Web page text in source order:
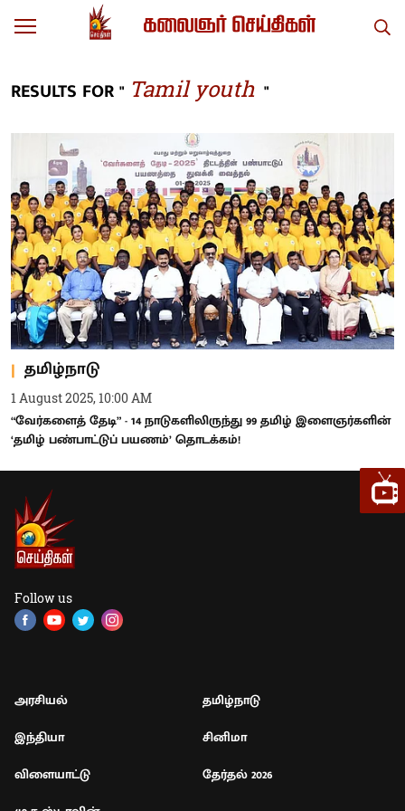
RESULTS FOR " Tamil youth "
தமிழ்நாடு
1 August 2025, 10:00 AM
“வேர்களைத் தேடி” - 14 நாடுகளிலிருந்து 99 தமிழ் இளைஞர்களின்
‘தமிழ் பண்பாட்டுப் பயணம்’ தொடக்கம்!
Follow us
அரசியல்
தமிழ்நாடு
இந்தியா
சினிமா
விளையாட்டு
தேர்தல் 2026